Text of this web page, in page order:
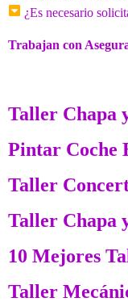
¿Es necesario
Trabajan con
Taller Chapa
Pintar Coche
Taller
Taller Chapa
10 Mejores
Taller